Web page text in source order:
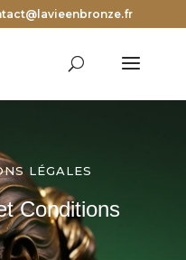
LÉGALES
Conditions